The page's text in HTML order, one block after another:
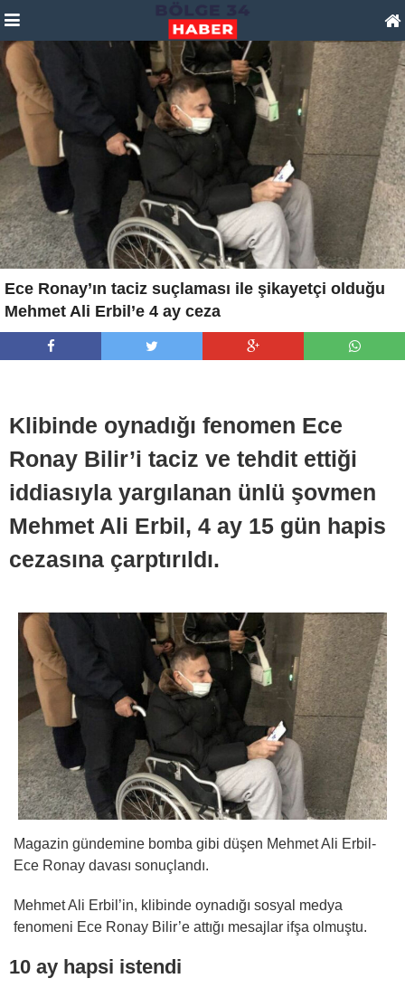
Ece Ronay’ın taciz suçlaması ile şikayetçi olduğu
Mehmet Ali Erbil’e 4 ay ceza
Klibinde oynadığı fenomen Ece
Ronay Bilir’i taciz ve tehdit ettiği
iddiasıyla yargılanan ünlü şovmen
Mehmet Ali Erbil, 4 ay 15 gün hapis
cezasına çarptırıldı.
Magazin gündemine bomba gibi düşen Mehmet Ali Erbil-
Ece Ronay davası sonuçlandı.
Mehmet Ali Erbil’in, klibinde oynadığı sosyal medya
fenomeni Ece Ronay Bilir’e attığı mesajlar ifşa olmuştu.
10 ay hapsi istendi